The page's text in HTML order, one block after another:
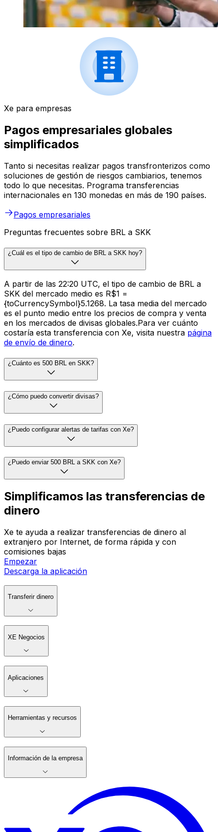
Xe para empresas
Pagos empresariales globales
simplificados
Tanto si necesitas realizar pagos transfronterizos como
soluciones de gestión de riesgos cambiarios, tenemos
todo lo que necesitas. Programa transferencias
internacionales en 130 monedas en más de 190 países.
Pagos empresariales
Preguntas frecuentes sobre BRL a SKK
¿Cuál es el tipo de cambio de BRL a SKK hoy?
A partir de las 22:20 UTC, el tipo de cambio de BRL a
SKK del mercado medio es R$1 =
{toCurrencySymbol}5.1268. La tasa media del mercado
es el punto medio entre los precios de compra y venta
en los mercados de divisas globales.Para ver cuánto
costaría esta transferencia con Xe, visita nuestra página
de envío de dinero.
¿Cuánto es 500 BRL en SKK?
¿Cómo puedo convertir divisas?
¿Puedo configurar alertas de tarifas con Xe?
¿Puedo enviar 500 BRL a SKK con Xe?
Simplificamos las transferencias de
dinero
Xe te ayuda a realizar transferencias de dinero al
extranjero por Internet, de forma rápida y con
comisiones bajas
Empezar
Descarga la aplicación
Transferir dinero
XE Negocios
Aplicaciones
Herramientas y recursos
Información de la empresa